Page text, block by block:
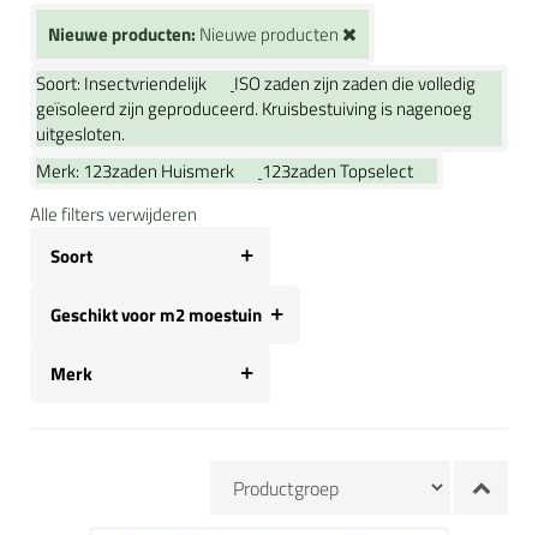
Nieuwe producten: Nieuwe producten
Soort: Insectvriendelijk
ISO zaden zijn zaden die volledig
geïsoleerd zijn geproduceerd. Kruisbestuiving is nagenoeg
uitgesloten.
Merk: 123zaden Huismerk
123zaden Topselect
Alle filters verwijderen
Soort
Geschikt voor m2 moestuin
Merk